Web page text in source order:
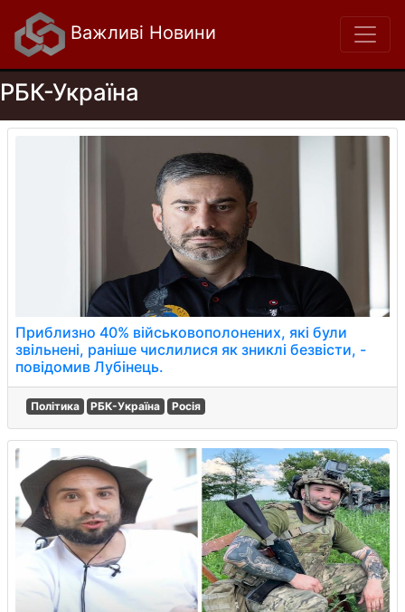
Важливі Новини
РБК-Україна
Приблизно 40% військовополонених, які були
звільнені, раніше числилися як зниклі безвісти, -
повідомив Лубінець.
Політика РБК-Україна Росія